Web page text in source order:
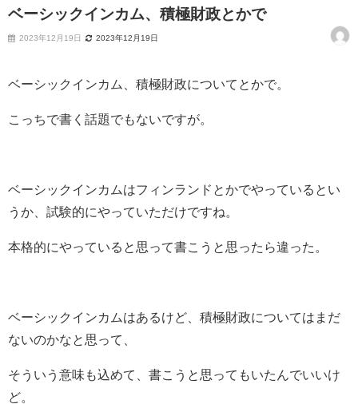
ベーシックインカム、積極財政とかで
2023年12月19日 2023年12月19日
ベーシックインカム、積極財政についてとかで。
こっちで書く話題でもないですが。
ベーシックインカムはフィンランドとかでやっているとい
うか、試験的にやっていただけですね。
本格的にやっていると思って書こうと思ったら違った。
ベーシックインカムはあるけど、積極財政についてはまだ
ないのかなと思って、
そういう意味も込めて、書こうと思ってもいたんでいいけ
ど。